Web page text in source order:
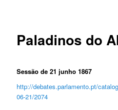
Paladinos do
Sessão de 21 junho 1867
http://debates.parlamento.pt/
06-21/2074